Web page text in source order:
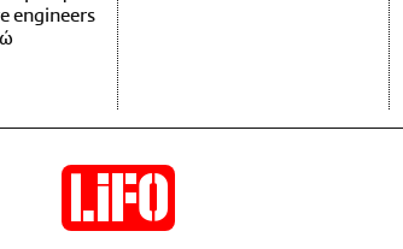
engineers